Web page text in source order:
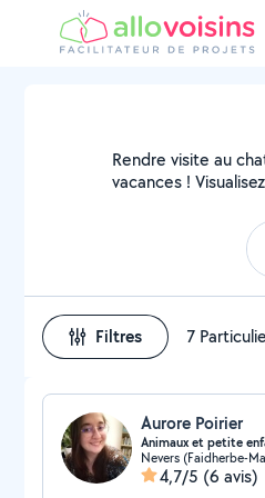
Rendre visite au
vacances !
Filtres 7
Aurore Poirier
Animaux et petite
Nevers (Faidherbe-
4,7/5 (6 avis)